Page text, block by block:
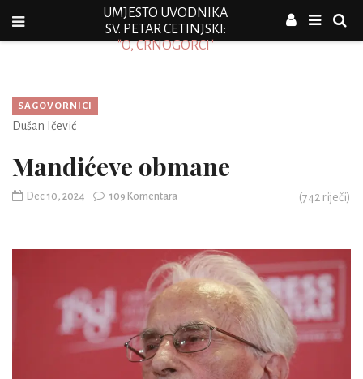
UMJESTO UVODNIKA
SV. PETAR CETINJSKI:
"O, CRNOGORCI"
SAGOVORNICI
Dušan Ičević
Mandićeve obmane
Dec 10, 2024 109 Komentara (742 riječi)